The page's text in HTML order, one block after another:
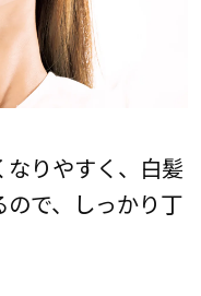
りやすく、白髪
で、しっかり丁